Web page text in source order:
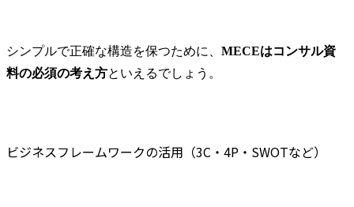
シンプルで正確な構造を保つために、 MECEはコンサル資
料の必須の考え方といえるでしょう。
ビジネスフレームワークの活用（3C・4P・SWOTなど）